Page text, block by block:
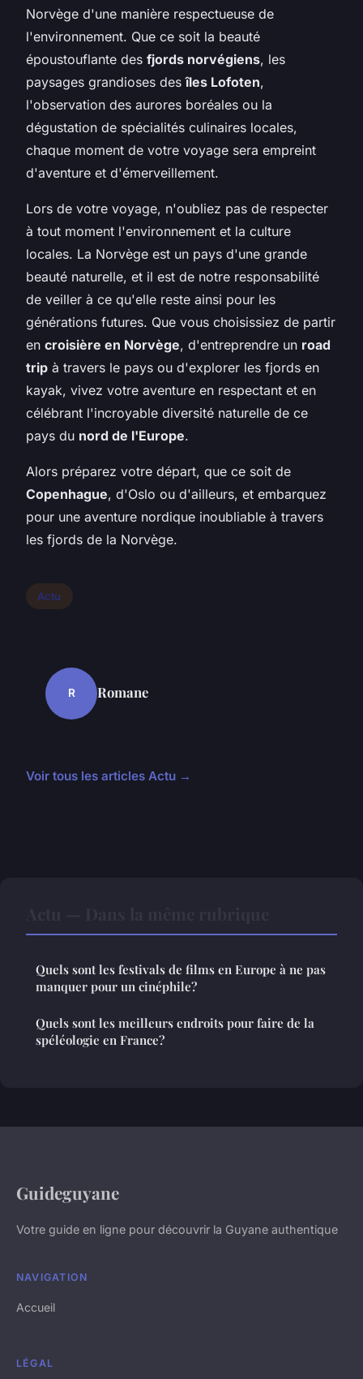
Norvège d'une manière respectueuse de
l'environnement. Que ce soit la beauté
époustouflante des fjords norvégiens, les
paysages grandioses desîles Lofoten,
l'observation des aurores boréales ou la
dégustation de spécialités culinaires locales,
chaque moment de votre voyage sera empreint
d'aventure et d'émerveillement.
Lors de votre voyage, n'oubliez pas de respecter
à tout moment l'environnement et la culture
locales. La Norvège est un pays d'une grande
beauté naturelle, et il est de notre responsabilité
de veiller à ce qu'elle reste ainsi pour les
générations futures. Que vous choisissiez de partir
en croisière en Norvège, d'entreprendre un road
trip à travers le pays ou d'explorer les fjords en
kayak, vivez votre aventure en respectant et en
célébrant l'incroyable diversité naturelle de ce
pays du nord de l'Europe.
Alors préparez votre départ, que ce soit de
Copenhague, d'Oslo ou d'ailleurs, et embarquez
pour une aventure nordique inoubliable à travers
les fjords de la Norvège.
Actu
R Romane
Voir tous les articles Actu →
Quels sont les festivals de films en Europe à ne pas
manquer pour un cinéphile?
Quels sont les meilleurs endroits pour faire de la
spéléologie en France?
Guideguyane
Votre guide en ligne pour découvrir la Guyane authentique
NAVIGATION
Accueil
LÉGAL